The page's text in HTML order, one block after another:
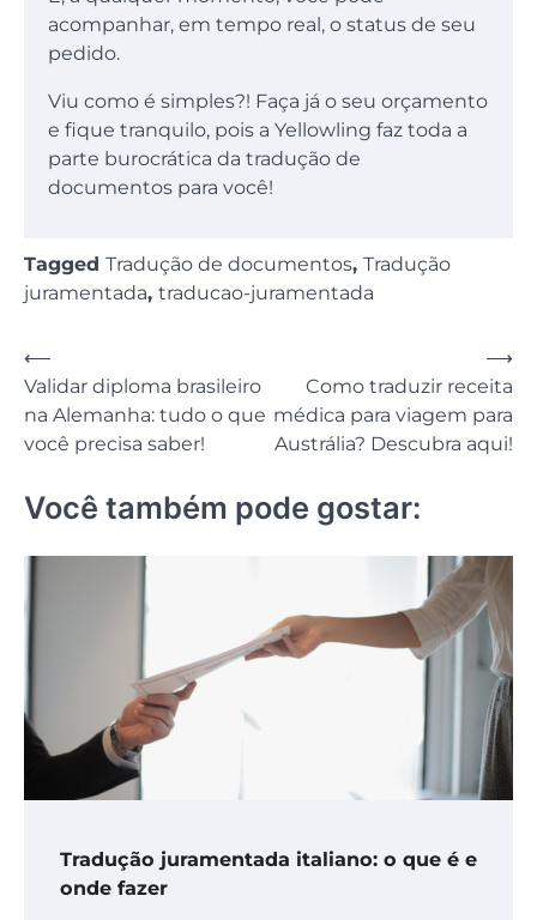
acompanhar, em tempo real, o status de seu
pedido.
Viu como é simples?! Faça já o seu orçamento
e fique tranquilo, pois a Yellowling faz toda a
parte burocrática da tradução de
documentos para você!
Tagged Tradução de documentos, Tradução
juramentada, traducao-juramentada
Navegação
de
Post
⟵
Validar diploma brasileiro
na Alemanha: tudo o que
você precisa saber!
Como traduzir receita
médica para viagem para
Austrália? Descubra aqui!
⟶
Você também pode gostar:
Tradução juramentada italiano: o que é e
onde fazer